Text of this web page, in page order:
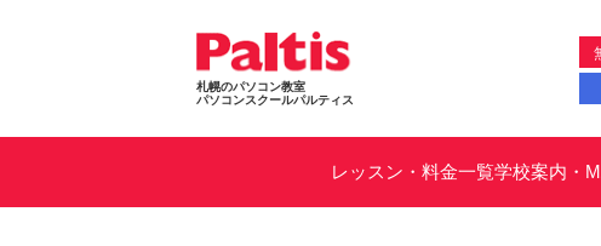
札幌のパソコン教室
パソコンスクールパルティス
レッスン・料金一覧学校案内・